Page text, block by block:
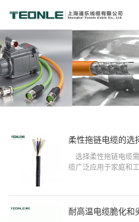
选择柔性拖链电
缆广泛应用于家庭和
屏蔽电缆用于抗电...